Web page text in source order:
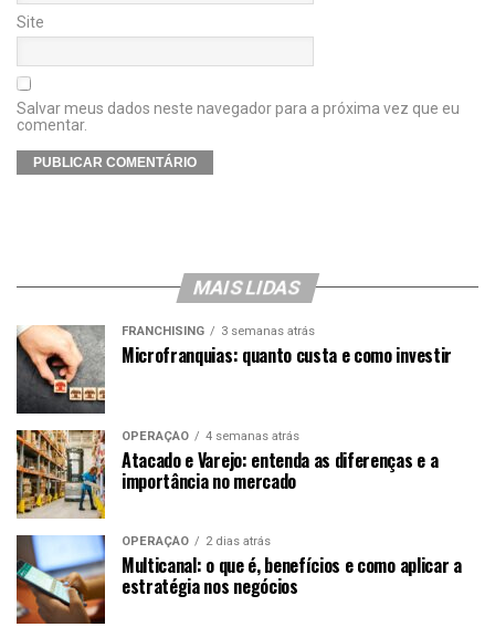
Site
Salvar meus dados neste navegador para a próxima vez que eu
comentar.
MAIS LIDAS
FRANCHISING 3 semanas atrás
Microfranquias: quanto custa e como investir
OPERAÇÃO 4 semanas atrás
Atacado e Varejo: entenda as diferenças e a
importância no mercado
OPERAÇÃO 2 dias atrás
Multicanal: o que é, benefícios e como aplicar a
estratégia nos negócios